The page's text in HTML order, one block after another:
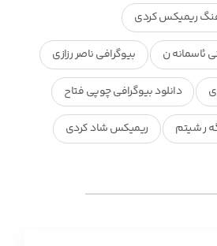
ریمیکس کردی
ئاسمانه ن بیوگرافی ناصر رزازی
دانلود بیوگرافی چوپی فتاح
ر شیتم ریمیکس شاد کردی